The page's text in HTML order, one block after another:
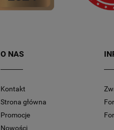
O NAS
Kontakt
Strona główna
Promocje
Nowości